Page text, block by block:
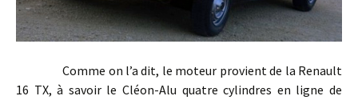
Comme on l’a dit, le moteur provient de la Renault
16 TX, à savoir le Cléon-Alu quatre cylindres en ligne de